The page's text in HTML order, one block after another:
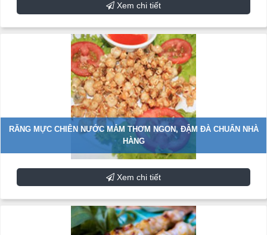
Xem chi tiết
RĂNG MỰC CHIÊN NƯỚC MẮM THƠM NGON, ĐẬM ĐÀ CHUẨN NHÀ
HÀNG
Xem chi tiết